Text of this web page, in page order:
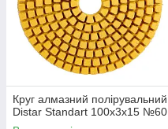
Круг алмазний полірувальний
Distar Standart 100x3x15 №60